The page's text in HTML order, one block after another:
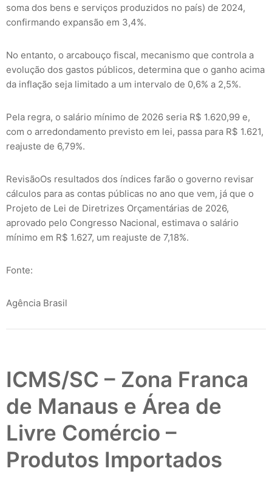
soma dos bens e serviços produzidos no país) de 2024,
confirmando expansão em 3,4%.
No entanto, o arcabouço fiscal, mecanismo que controla a
evolução dos gastos públicos, determina que o ganho acima
da inflação seja limitado a um intervalo de 0,6% a 2,5%.
Pela regra, o salário mínimo de 2026 seria R$ 1.620,99 e,
com o arredondamento previsto em lei, passa para R$ 1.621,
reajuste de 6,79%.
RevisãoOs resultados dos índices farão o governo revisar
cálculos para as contas públicas no ano que vem, já que o
Projeto de Lei de Diretrizes Orçamentárias de 2026,
aprovado pelo Congresso Nacional, estimava o salário
mínimo em R$ 1.627, um reajuste de 7,18%.
Fonte:
Agência Brasil
ICMS/SC – Zona Franca
de Manaus e Área de
Livre Comércio –
Produtos Importados